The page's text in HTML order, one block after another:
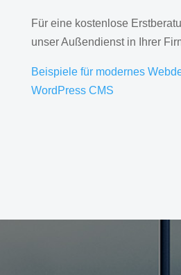
Für eine kostenlose
unser Außendienst in Ihrer
Beispiele für modernes
WordPress CMS